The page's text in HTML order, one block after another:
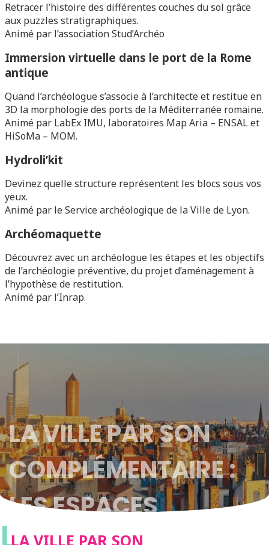
Retracer l’histoire des différentes couches du sol grâce
aux puzzles stratigraphiques.
Animé par l’association Stud’Archéo
Immersion virtuelle dans le port de la Rome
antique
Quand l’archéologue s’associe à l’architecte et restitue en
3D la morphologie des ports de la Méditerranée romaine.
Animé par LabEx IMU, laboratoires Map Aria – ENSAL et
HiSoMa – MOM.
Hydroli’kit
Devinez quelle structure représentent les blocs sous vos
yeux.
Animé par le Service archéologique de la Ville de Lyon.
Archéomaquette
Découvrez avec un archéologue les étapes et les objectifs
de l’archéologie préventive, du projet d’aménagement à
l’hypothèse de restitution.
Animé par l’Inrap.
LA VILLE PAR SON
COMPLÉMENTAIRE :
LES ESPACES
LLA VILLE PAR SON